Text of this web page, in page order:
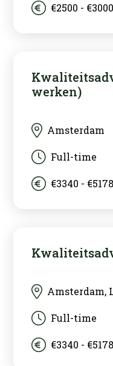
€2500 - €3000
werken)
Amsterdam
Full-time
€3340 - €5178
Amsterdam,
Full-time
€3340 - €5178